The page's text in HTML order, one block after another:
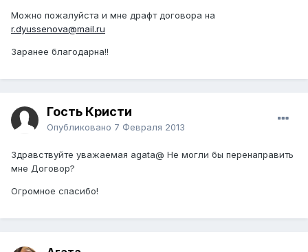
Можно пожалуйста и мне драфт договора на
r.dyussenova@mail.ru
Заранее благодарна!!
Гость Кристи
Опубликовано 7 Февраля 2013
Здравствуйте уважаемая agata@ Не могли бы перенаправить
мне Договор?
Огромное спасибо!